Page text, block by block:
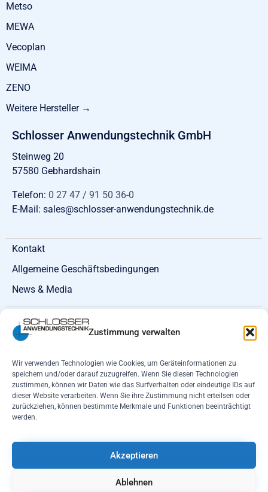
Zustimmung verwalten
Wir verwenden Technologien wie Cookies, um Geräteinformationen zu
speichern und/oder darauf zuzugreifen. Wenn Sie diesen Technologien
zustimmen, können wir Daten wie das Surfverhalten oder eindeutige IDs auf
dieser Website verarbeiten. Wenn Sie ihre Zustimmung nicht erteilsen oder
zurückziehen, können bestimmte Merkmale und Funktionen beeinträchtigt
werden.
Akzeptieren
Ablehnen
Metso
MEWA
Vecoplan
WEIMA
ZENO
Weitere Hersteller →
Schlosser Anwendungstechnik GmbH
Steinweg 20
57580 Gebhardshain
Telefon: 0 27 47 / 91 50 36-0
E-Mail: sales@schlosser-anwendungstechnik.de
Kontakt
Allgemeine Geschäftsbedingungen
News & Media
Schlosser Anwendungstechnik -
Ersatzteil- und Service-Spezialist für Shredder
und Zerkleinerer
Wir sind Komplettanbieter. Bei uns erhalten Sie
Ersatz- und
Beratung und Produktentwicklung und -fertigungfür Ihre
individuelle Anforderung.